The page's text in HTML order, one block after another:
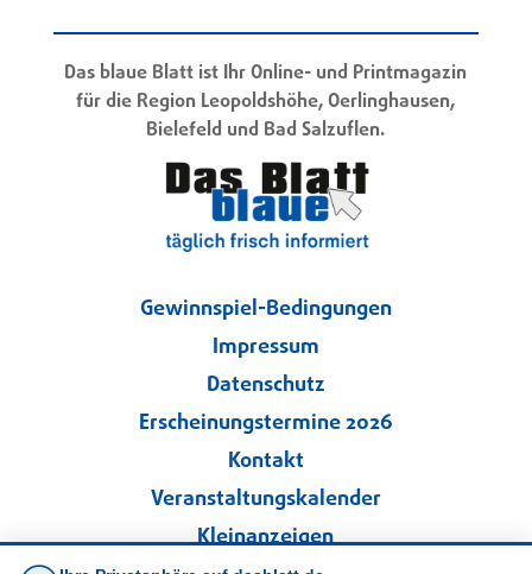
Das blaue Blatt ist Ihr Online- und Printmagazin
für die Region Leopoldshöhe, Oerlinghausen,
Bielefeld und Bad Salzuflen.
Gewinnspiel-Bedingungen
Impressum
Datenschutz
Erscheinungstermine 2026
Kontakt
Veranstaltungskalender
Kleinanzeigen